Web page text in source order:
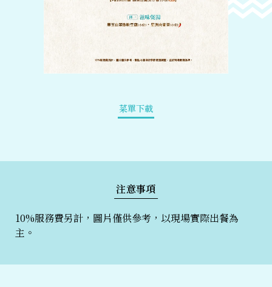
菜單下載
注意事項
10%服務費另計，圖片僅供參考，以現場實際出餐為
主。